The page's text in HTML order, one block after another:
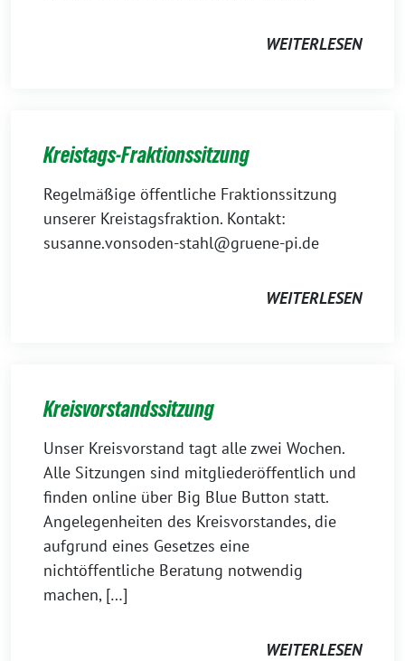
WEITERLESEN
Kreistags-Fraktionssitzung
Regelmäßige öffentliche Fraktionssitzung
unserer Kreistagsfraktion. Kontakt:
susanne.vonsoden-stahl@gruene-pi.de
WEITERLESEN
Kreisvorstandssitzung
Unser Kreisvorstand tagt alle zwei Wochen.
Alle Sitzungen sind mitgliederöffentlich und
finden online über Big Blue Button statt.
Angelegenheiten des Kreisvorstandes, die
aufgrund eines Gesetzes eine
nichtöffentliche Beratung notwendig
machen, […]
WEITERLESEN